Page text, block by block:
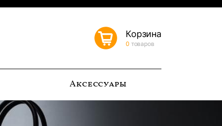
Корзина
0 товаров
Аксессуары